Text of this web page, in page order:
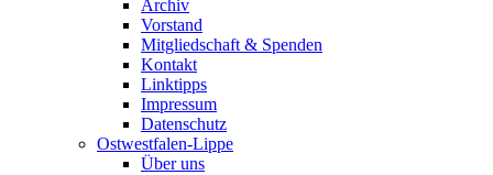
Archiv
Vorstand
Mitgliedschaft & Spenden
Kontakt
Linktipps
Impressum
Datenschutz
Ostwestfalen-Lippe
Über uns